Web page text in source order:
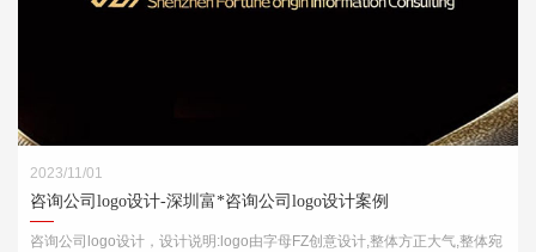
2023/11/01
咨询公司logo设计-深圳富*咨询公司logo设计案例
咨询公司logo设计，设计说明:logo由字母FZ创意设计,整体方正大气,整体宛